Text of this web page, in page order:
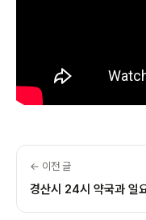
← 이전 글
경산시 24시 약국과 일